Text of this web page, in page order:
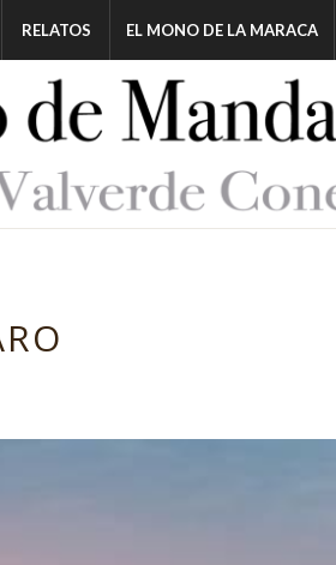
RELATOS EL MONO DE LA MARACA